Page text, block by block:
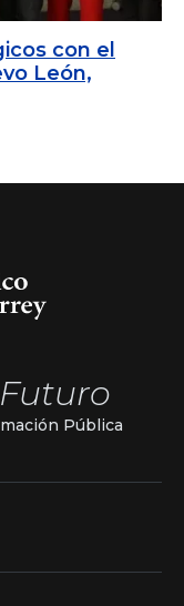
con el
León,
Pública